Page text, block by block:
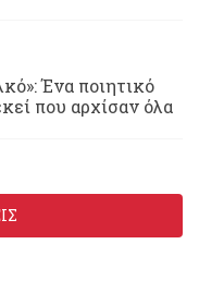
Ένα ποιητικό
που αρχίσαν όλα